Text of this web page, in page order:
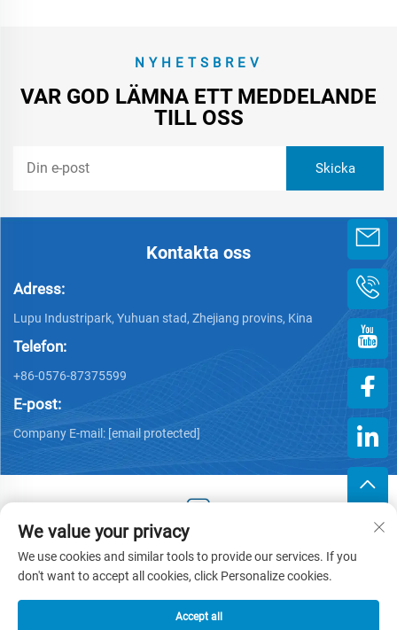
NYHETSBREV
VAR GOD LÄMNA ETT MEDDELANDE
TILL OSS
Kontakta oss
Adress:
Lupu Industripark, Yuhuan stad, Zhejiang provins, Kina
Telefon:
+86-0576-87375599
E-post:
Company E-mail: [email protected]
Copyright © 2025 av Zhejiang Hengjiang Plastic Co., Ltd. -
Integritetspolicy
We value your privacy
We use cookies and similar tools to provide our services. If you
don't want to accept all cookies, click Personalize cookies.
Accept all